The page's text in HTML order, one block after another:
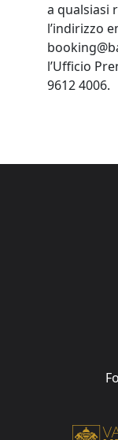
a qualsiasi
l’indirizzo
l’Ufficio
9612 4006.